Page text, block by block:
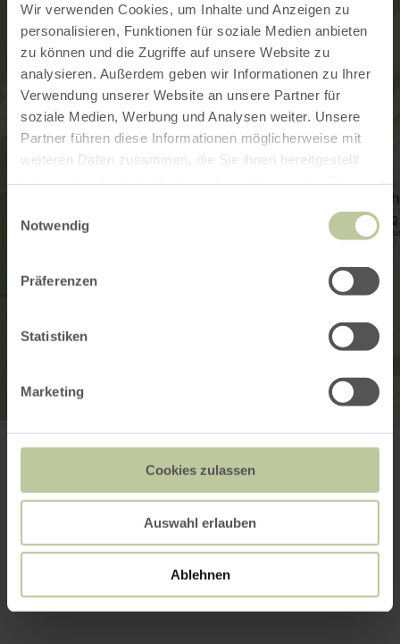
Wir verwenden Cookies, um Inhalte und Anzeigen zu
personalisieren, Funktionen für soziale Medien anbieten
zu können und die Zugriffe auf unsere Website zu
analysieren. Außerdem geben wir Informationen zu Ihrer
Verwendung unserer Website an unsere Partner für
soziale Medien, Werbung und Analysen weiter. Unsere
Partner führen diese Informationen möglicherweise mit
weiteren Daten zusammen, die Sie ihnen bereitgestellt
Notwendig
Präferenzen
Statistiken
Marketing
Cookies zulassen
Auswahl erlauben
Ablehnen
Waldferienpark Gerolstein
Hillenseifen 200
E-mail
Aankomst plannen